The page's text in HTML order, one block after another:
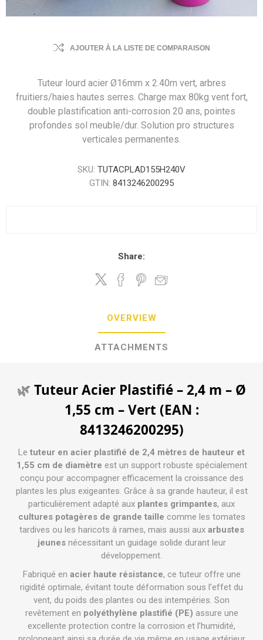
AJOUTER À LA LISTE DE COMPARAISON
Tuteur lourd acier Ø16mm x 2.40m vert, arbres
fruitiers/haies hautes serres. Charge max 80kg vent fort,
double plastification anti-corrosion 20 ans, pointes
profondes sol meuble/dur. Solution pro structures
verticales permanentes.
SKU: TUTACPLAD155H240V
GTIN: 8413246200295
Share:
OVERVIEW
ATTACHMENTS
🌿 Tuteur Acier Plastifié – 2,4 m – Ø
1,55 cm – Vert (EAN :
8413246200295)
Le tuteur en acier plastifié de 2,4 mètres de hauteur et
1,55 cm de diamètre est un support robuste spécialement
conçu pour accompagner efficacement la croissance des
plantes les plus exigeantes. Grâce à sa grande hauteur, il est
particulièrement adapté aux plantes grimpantes, aux
cultures potagères de grande taille comme les tomates
tardives ou les haricots à rames, mais aussi aux arbustes
jeunesnécessitant un guidage solide durant leur
développement.
Fabriqué en acier haute résistance, ce tuteur offre une
rigidité optimale, évitant toute déformation sous l’effet du
vent, du poids des plantes ou des intempéries. Son
revêtement en polyéthylène plastifié (PE) assure une
excellente protection contre la corrosion et l’humidité,